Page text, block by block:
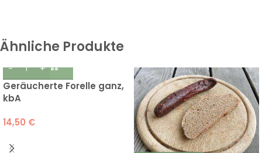
Ähnliche Produkte
Geräucherte Forelle ganz,
kbA
14,50 €